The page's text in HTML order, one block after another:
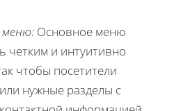
Основное меню
четким и интуитивно
чтобы посетители
нужные разделы с